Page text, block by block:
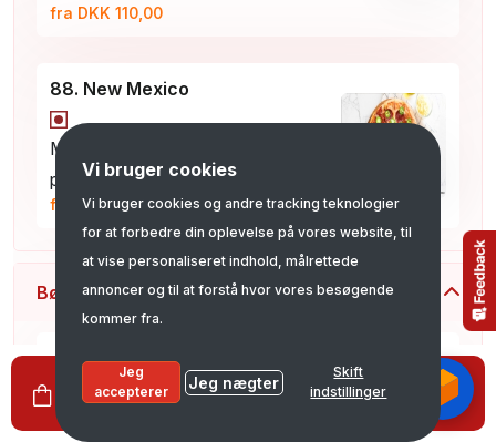
Vi bruger cookies
Vi bruger cookies og andre tracking teknologier
for at forbedre din oplevelse på vores website, til
at vise personaliseret indhold, målrettede
annoncer og til at forstå hvor vores besøgende
kommer fra.
Jeg
accepterer
Jeg nægter
Skift
indstillinger
fra DKK 110,00
88. New Mexico
Med tomat, ost, kødsauce,
pepperoni, jalapenos og tacosauce
fra DKK 110,00
Børne Pizzaer
90.DILARA
med tomat, ost og skinke
DKK 75,00
Se kurv DKK 0,00